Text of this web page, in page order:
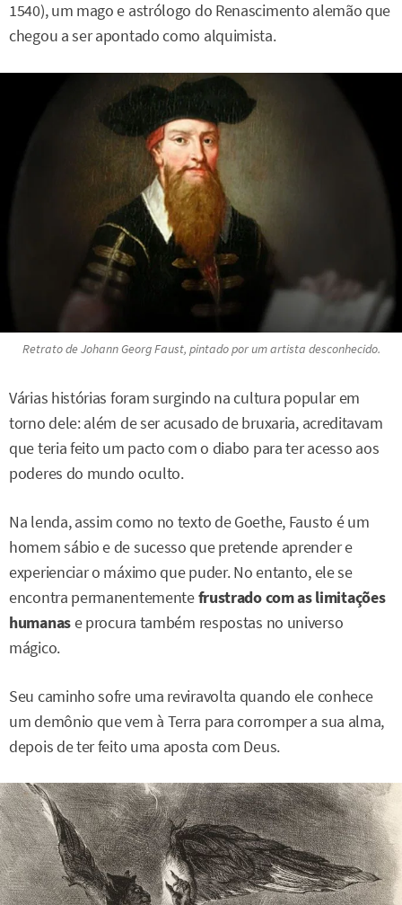
1540), um mago e astrólogo do Renascimento alemão que
chegou a ser apontado como alquimista.
Retrato de Johann Georg Faust, pintado por um artista desconhecido.
Várias histórias foram surgindo na cultura popular em
torno dele: além de ser acusado de bruxaria, acreditavam
que teria feito um pacto com o diabo para ter acesso aos
poderes do mundo oculto.
Na lenda, assim como no texto de Goethe, Fausto é um
homem sábio e de sucesso que pretende aprender e
experienciar o máximo que puder. No entanto, ele se
encontra permanentementefrustrado com as limitações
humanase procura também respostas no universo
mágico.
Seu caminho sofre uma reviravolta quando ele conhece
um demônio que vem à Terra para corromper a sua alma,
depois de ter feito uma aposta com Deus.